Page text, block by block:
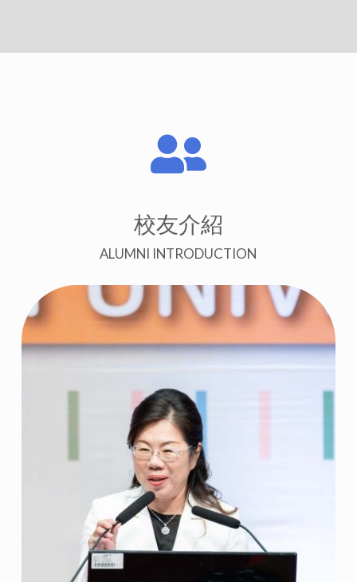
校友介紹
ALUMNI INTRODUCTION